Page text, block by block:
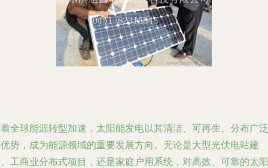
全球能源转型加速，太阳能发电以其清洁、可再生、分布广泛
势，成为能源领域的重要发展方向。无论是大型光伏电站建
工商业分布式项目，还是家庭户用系统，对高效、可靠的太阳